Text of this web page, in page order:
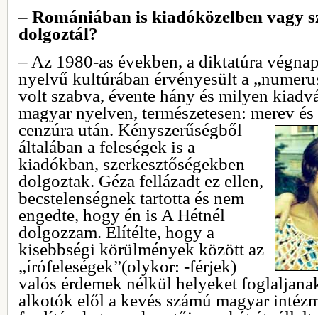
– Romániában is kiadóközelben vagy
dolgoztál?
– Az 1980-as években, a diktatúra
nyelvű kultúrában érvényesült a
volt szabva, évente hány és milyen
magyar nyelven, természetesen: merev
cenzúra után. Kényszerűségből
általában a feleségek is a
kiadókban, szerkesztőségekben
dolgoztak. Géza fellázadt ez ellen,
becstelenségnek tartotta és nem
engedte, hogy én is A Hétnél
dolgozzam. Elítélte, hogy a
kisebbségi körülmények között az
„írófeleségek”(olykor: -férjek)
valós érdemek nélkül helyeket
alkotók elől a kevés számú magyar